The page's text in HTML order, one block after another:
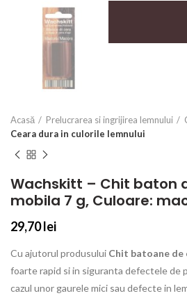
Acasă Prelucrarea si ingrijirea lemnului
Ceara dura in culorile lemnului
Wachskitt – Chit baton
mobila 7 g, Culoare:
29,70lei
Cu ajutorul produsului Chit batoane de
foarte rapid si in siguranta defectele de
cazul unor gaurele mici sau defecte in